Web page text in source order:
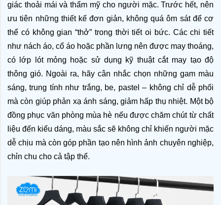
giác thoải mái và thẩm mỹ cho người mặc. Trước hết, nên
ưu tiên những thiết kế đơn giản, không quá ôm sát để cơ
thể có không gian “thở” trong thời tiết oi bức. Các chi tiết
như nách áo, cổ áo hoặc phần lưng nên được may thoáng,
có lớp lót mỏng hoặc sử dụng kỹ thuật cắt may tạo độ
thông gió. Ngoài ra, hãy cân nhắc chọn những gam màu
sáng, trung tính như trắng, be, pastel – không chỉ dễ phối
mà còn giúp phản xạ ánh sáng, giảm hấp thụ nhiệt. Một bộ
đồng phục văn phòng mùa hè nếu được chăm chút từ chất
liệu đến kiểu dáng, màu sắc sẽ không chỉ khiến người mặc
dễ chịu mà còn góp phần tạo nên hình ảnh chuyên nghiệp,
chỉn chu cho cả tập thể.